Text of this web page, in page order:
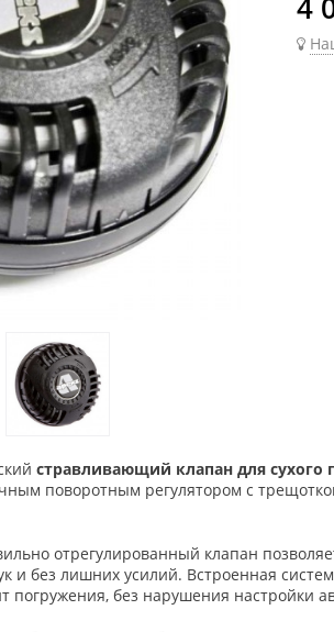
стравливающий клапан для сухого
поворотным регулятором с
отрегулированный клапан
и без лишних усилий. Встроенная
погружения, без нарушения настройки